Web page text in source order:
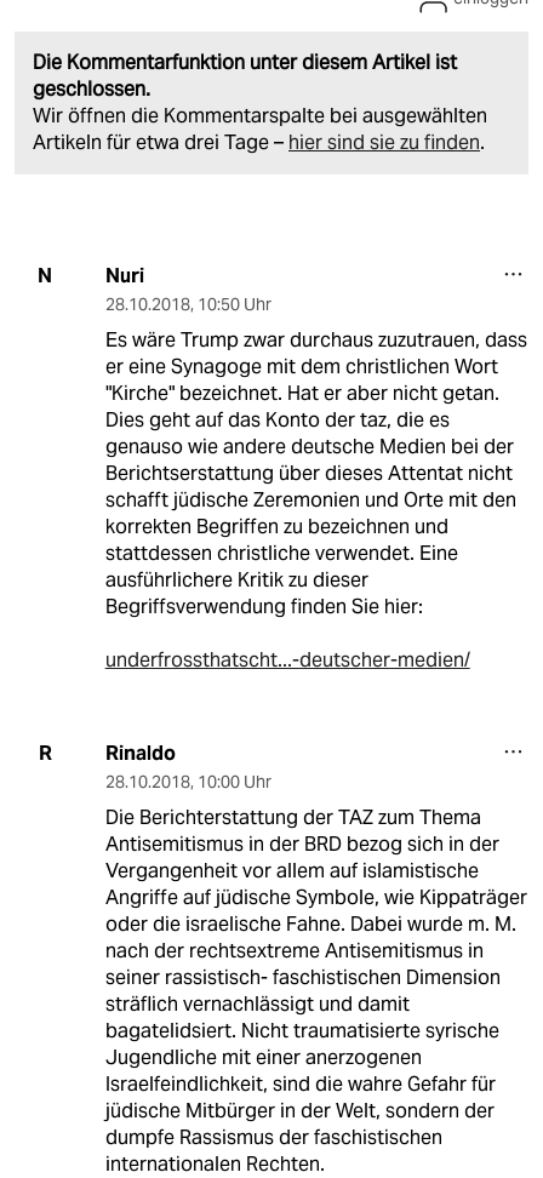
Die Kommentarfunktion unter diesem Artikel ist
geschlossen.
Wir öffnen die Kommentarspalte bei ausgewählten
Artikeln für etwa drei Tage – hier sind sie zu finden.
N Nuri
28.10.2018, 10:50 Uhr
Es wäre Trump zwar durchaus zuzutrauen, dass
er eine Synagoge mit dem christlichen Wort
"Kirche" bezeichnet. Hat er aber nicht getan.
Dies geht auf das Konto der taz, die es
genauso wie andere deutsche Medien bei der
Berichtserstattung über dieses Attentat nicht
schafft jüdische Zeremonien und Orte mit den
korrekten Begriffen zu bezeichnen und
stattdessen christliche verwendet. Eine
ausführlichere Kritik zu dieser
Begriffsverwendung finden Sie hier:
underfrossthatscht...-deutscher-medien/
R Rinaldo
28.10.2018, 10:00 Uhr
Die Berichterstattung der TAZ zum Thema
Antisemitismus in der BRD bezog sich in der
Vergangenheit vor allem auf islamistische
Angriffe auf jüdische Symbole, wie Kippaträger
oder die israelische Fahne. Dabei wurde m. M.
nach der rechtsextreme Antisemitismus in
seiner rassistisch- faschistischen Dimension
sträflich vernachlässigt und damit
bagatelidsiert. Nicht traumatisierte syrische
Jugendliche mit einer anerzogenen
Israelfeindlichkeit, sind die wahre Gefahr für
jüdische Mitbürger in der Welt, sondern der
dumpfe Rassismus der faschistischen
internationalen Rechten.